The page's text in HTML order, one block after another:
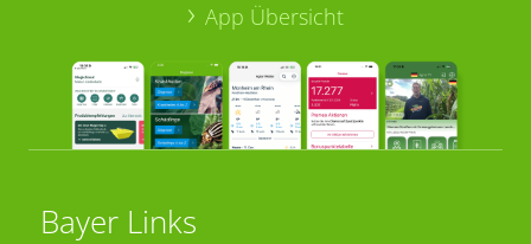
App Übersicht
Bayer Links